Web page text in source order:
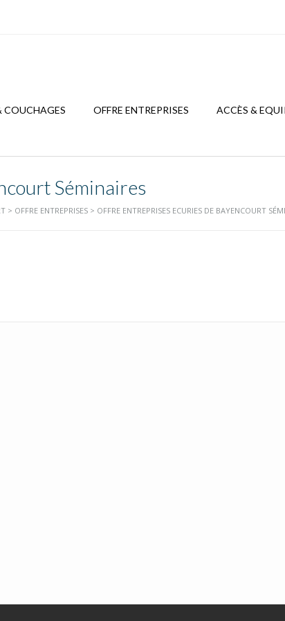
COUCHAGES OFFRE ENTREPRISES ACCÈS &
Séminaires
> OFFRE ENTREPRISES > OFFRE ENTREPRISES ECURIES DE BAYENCOURT